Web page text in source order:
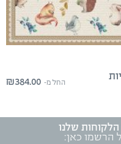
החל מ- ₪384.00
הלקוחות שלנו
הרשמו כאן: